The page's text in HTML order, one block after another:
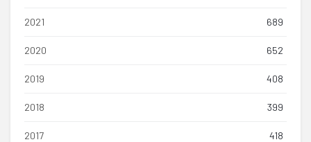
2021 689
2020 652
2019 408
2018 399
2017 418